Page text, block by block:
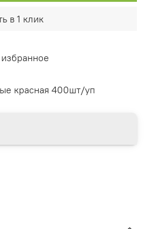
в 1 клик
красная 400шт/уп